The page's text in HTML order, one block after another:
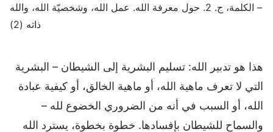
– الكلمة، ج. 2. حول معرفة الله. عمل الله، وشخصيّة الله، والله
ذاته (2)
هذا هو تدبير الله: تسليم البشرية إلى الشيطان – البشرية
التي لا تعرف ماهية الله، أو ماهية الخالق، أو كيفية عبادة
الله، أو السبب في أنه من الضروري الخضوع لله –
والسماح للشيطان بإفسادها. خطوة بخطوة، يسترد الله